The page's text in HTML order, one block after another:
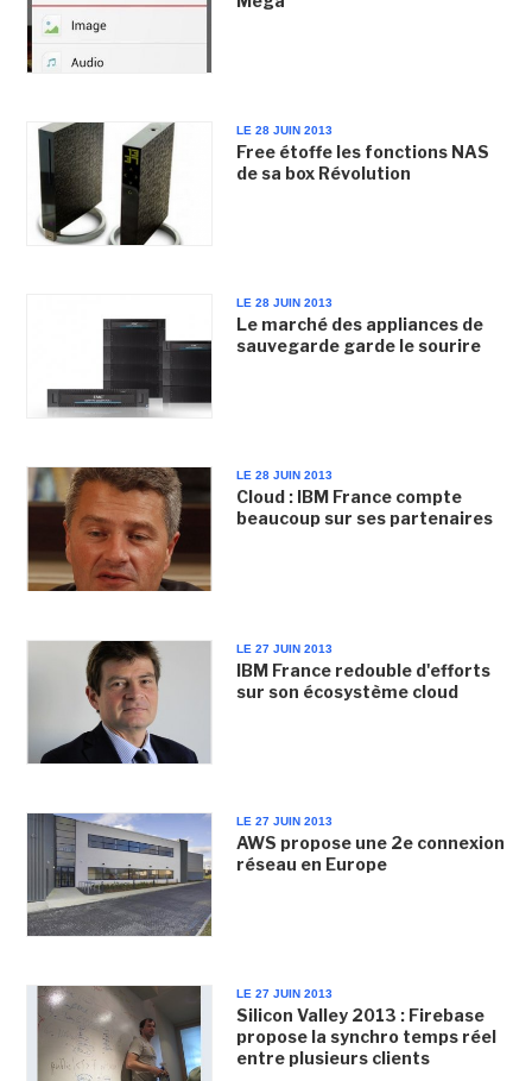
LE 28 JUIN 2013
Free étoffe les fonctions NAS
de sa box Révolution
LE 28 JUIN 2013
Le marché des appliances de
sauvegarde garde le sourire
LE 28 JUIN 2013
Cloud : IBM France compte
beaucoup sur ses partenaires
LE 27 JUIN 2013
IBM France redouble d'efforts
sur son écosystème cloud
LE 27 JUIN 2013
AWS propose une 2e connexion
réseau en Europe
LE 27 JUIN 2013
Silicon Valley 2013 : Firebase
propose la synchro temps réel
entre plusieurs clients